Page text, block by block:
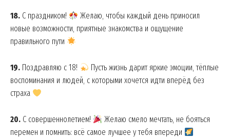
18. С праздником!
Желаю, чтобы каждый день приносил
новые возможности, приятные знакомства и ощущение
правильного пути
19. Поздравляю с 18!
Пусть жизнь дарит яркие эмоции, тёплые
воспоминания и людей, с которыми хочется идти вперёд без
страха
20. С совершеннолетием!
Желаю смело мечтать, не бояться
перемен и помнить: всё самое лучшее у тебя впереди